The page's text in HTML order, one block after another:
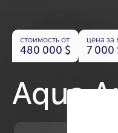
стоимость от
480 000 $
цена за
7 000
Aqua